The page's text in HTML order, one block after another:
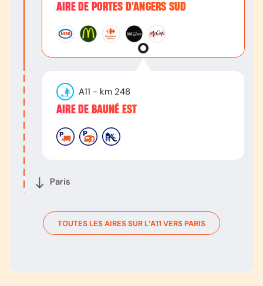
Paris
AIRE DE PORTES D'ANGERS SUD
A11 - km 248
AIRE DE BAUNÉ EST
TOUTES LES AIRES SUR L’A11 VERS PARIS